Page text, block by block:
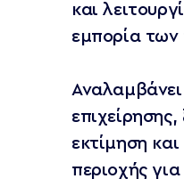
και
εμπορία των
εκτίμηση
περιοχής